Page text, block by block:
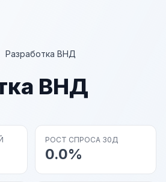
Разработка ВНД
ВНД
РОСТ СПРОСА 30Д
0.0%